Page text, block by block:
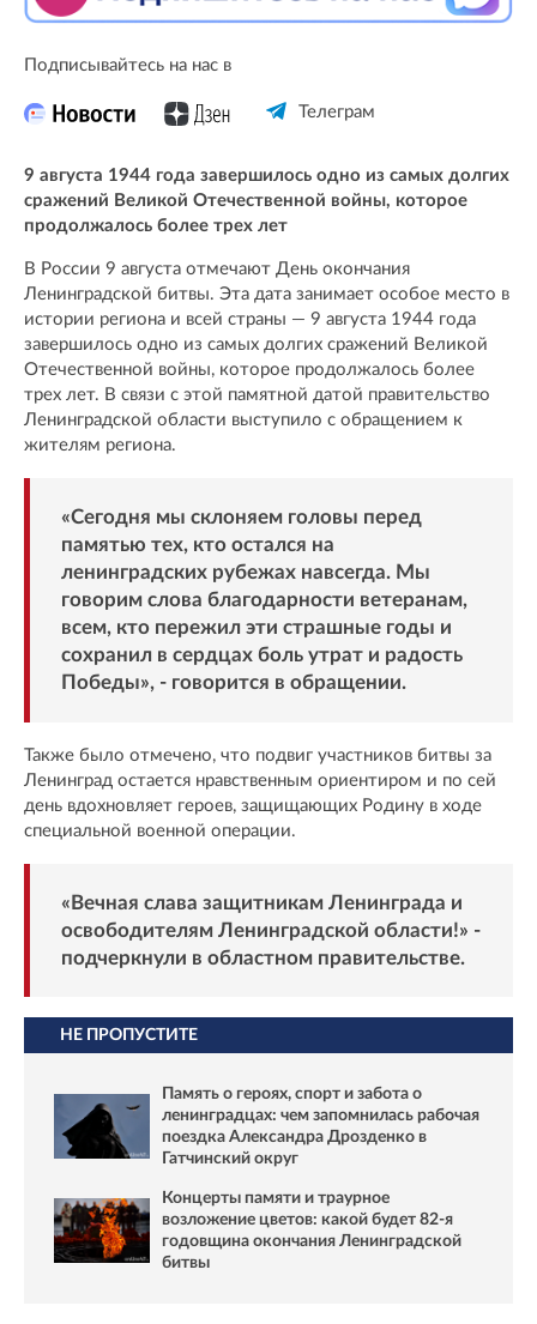
Подписывайтесь на нас в
Телеграм
9 августа 1944 года завершилось одно из самых долгих
сражений Великой Отечественной войны, которое
продолжалось более трех лет
В России 9 августа отмечают День окончания
Ленинградской битвы. Эта дата занимает особое место в
истории региона и всей страны — 9 августа 1944 года
завершилось одно из самых долгих сражений Великой
Отечественной войны, которое продолжалось более
трех лет. В связи с этой памятной датой правительство
Ленинградской области выступило с обращением к
жителям региона.
«Сегодня мы склоняем головы перед
памятью тех, кто остался на
ленинградских рубежах навсегда. Мы
говорим слова благодарности ветеранам,
всем, кто пережил эти страшные годы и
сохранил в сердцах боль утрат и радость
Победы», - говорится в обращении.
Также было отмечено, что подвиг участников битвы за
Ленинград остается нравственным ориентиром и по сей
день вдохновляет героев, защищающих Родину в ходе
специальной военной операции.
«Вечная слава защитникам Ленинграда и
освободителям Ленинградской области!» -
подчеркнули в областном правительстве.
НЕ ПРОПУСТИТЕ
Память о героях, спорт и забота о
ленинградцах: чем запомнилась рабочая
поездка Александра Дрозденко в
Гатчинский округ
Концерты памяти и траурное
возложение цветов: какой будет 82-я
годовщина окончания Ленинградской
битвы